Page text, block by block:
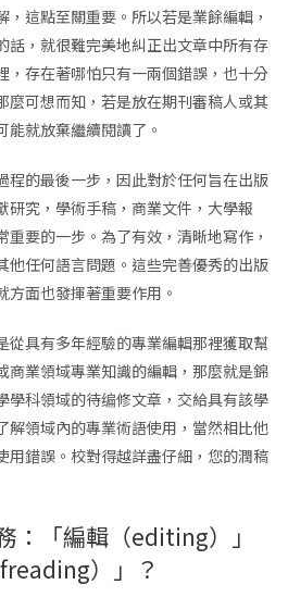
這點至關重要。所以若是業餘編輯，
話，就很難完美地糾正出文章中所有存
，存在著哪怕只有一兩個錯誤，也十分
麼可想而知，若是放在期刊審稿人或其
就放棄繼續閱讀了。
程的最後一步，因此對於任何旨在出版
研究，學術手稿，商業文件，大學報
要的一步。為了有效，清晰地寫作，
他任何語言問題。這些完善優秀的出版
面也發揮著重要作用。
從具有多年經驗的專業編輯那裡獲取幫
商業領域專業知識的編輯，那麼就是錦
學科領域的待编修文章，交給具有該學
解領域內的專業術語使用，當然相比他
用錯誤。校對得越詳盡仔細，您的潤稿
：「編輯（editing）」
）」？